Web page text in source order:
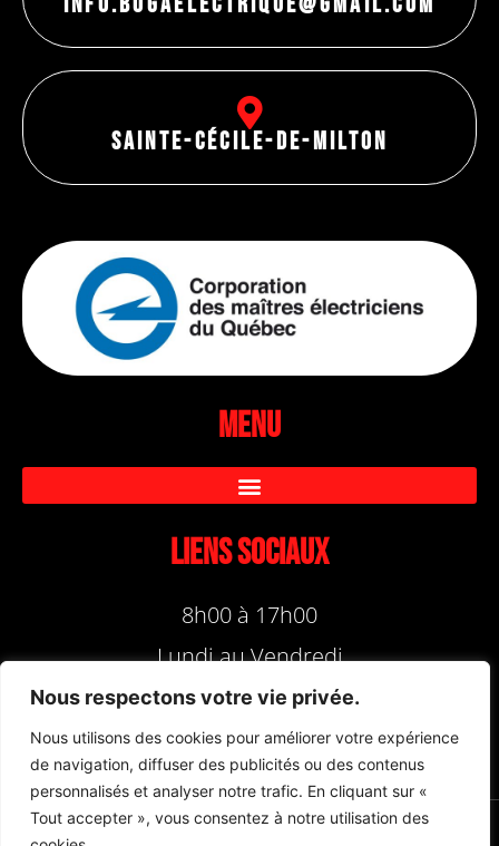
Nous respectons votre vie privée.
Nous utilisons des cookies pour améliorer votre expérience
de navigation, diffuser des publicités ou des contenus
personnalisés et analyser notre trafic. En cliquant sur «
Tout accepter », vous consentez à notre utilisation des
Sainte-Cécile-de-Milton
Menu
Liens sociaux
8h00 à 17h00
Lundi au Vendredi